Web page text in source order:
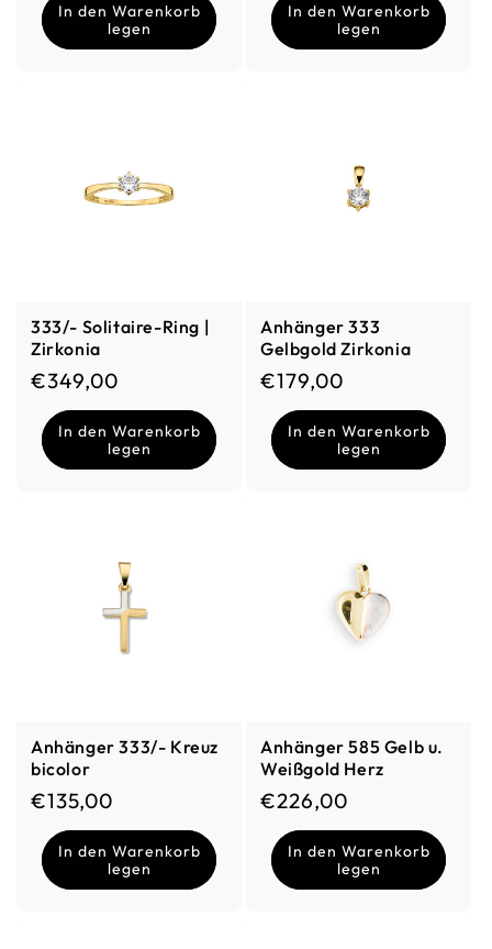
In den Warenkorb
legen
In den Warenkorb
legen
333/- Solitaire-Ring |
Zirkonia
Normaler Preis
€349,00
In den Warenkorb
legen
Anhänger 333
Gelbgold Zirkonia
Normaler Preis
€179,00
In den Warenkorb
legen
Anhänger 333/- Kreuz
bicolor
Normaler Preis
€135,00
In den Warenkorb
legen
Anhänger 585 Gelb u.
Weißgold Herz
Normaler Preis
€226,00
In den Warenkorb
legen